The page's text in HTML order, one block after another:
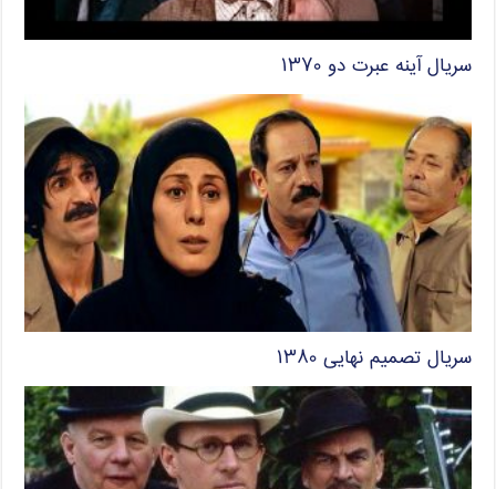
سریال آینه عبرت دو ۱۳۷۰
سریال تصمیم نهایی ۱۳۸۰